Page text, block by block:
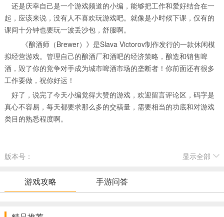
还是庆幸自己是一个游戏频道的小编，能够把工作和爱好结合在一
起，应该来说，没有人不喜欢玩游戏吧。就像是小时候下课，仅有的
课间十分钟也要玩一波丢沙包，舒服啊。
《酿酒师（Brewer）》是Slava Victorov制作发行的一款休闲模
拟经营游戏。管理自己的酿酒厂和酒吧的经济策略，酿造和销售啤
酒，毁了你的竞争对手成为城市啤酒市场的垄断者！你前面还有很多
工作要做，祝你好运！
好了，说完了今天小编觉得大赞的游戏，欢迎留言评论区，码字是
真心不容易，每天都要求那么多的交稿量，需要相当的功底和对游戏
类目的熟悉程度啊。
版本号： 显示全部
游戏攻略 手游问答